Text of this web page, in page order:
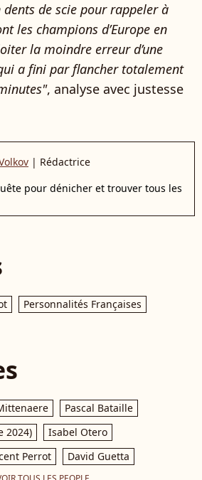
de scie pour rappeler à
les champions d’Europe en
la moindre erreur d’une
a fini par flancher totalement
, analyse avec justesse
| Rédactrice
pour dénicher et trouver tous les
Personnalités Françaises
Pascal Bataille
2024)
Isabel Otero
Perrot David Guetta